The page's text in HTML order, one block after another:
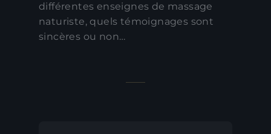
différentes enseignes de massage
naturiste, quels témoignages sont
sincères ou non…